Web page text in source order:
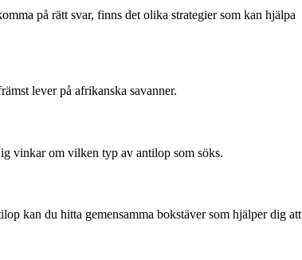
på rätt svar, finns det olika strategier som kan hjälpa
lever på afrikanska savanner.
vinkar om vilken typ av antilop som söks.
kan du hitta gemensamma bokstäver som hjälper dig att